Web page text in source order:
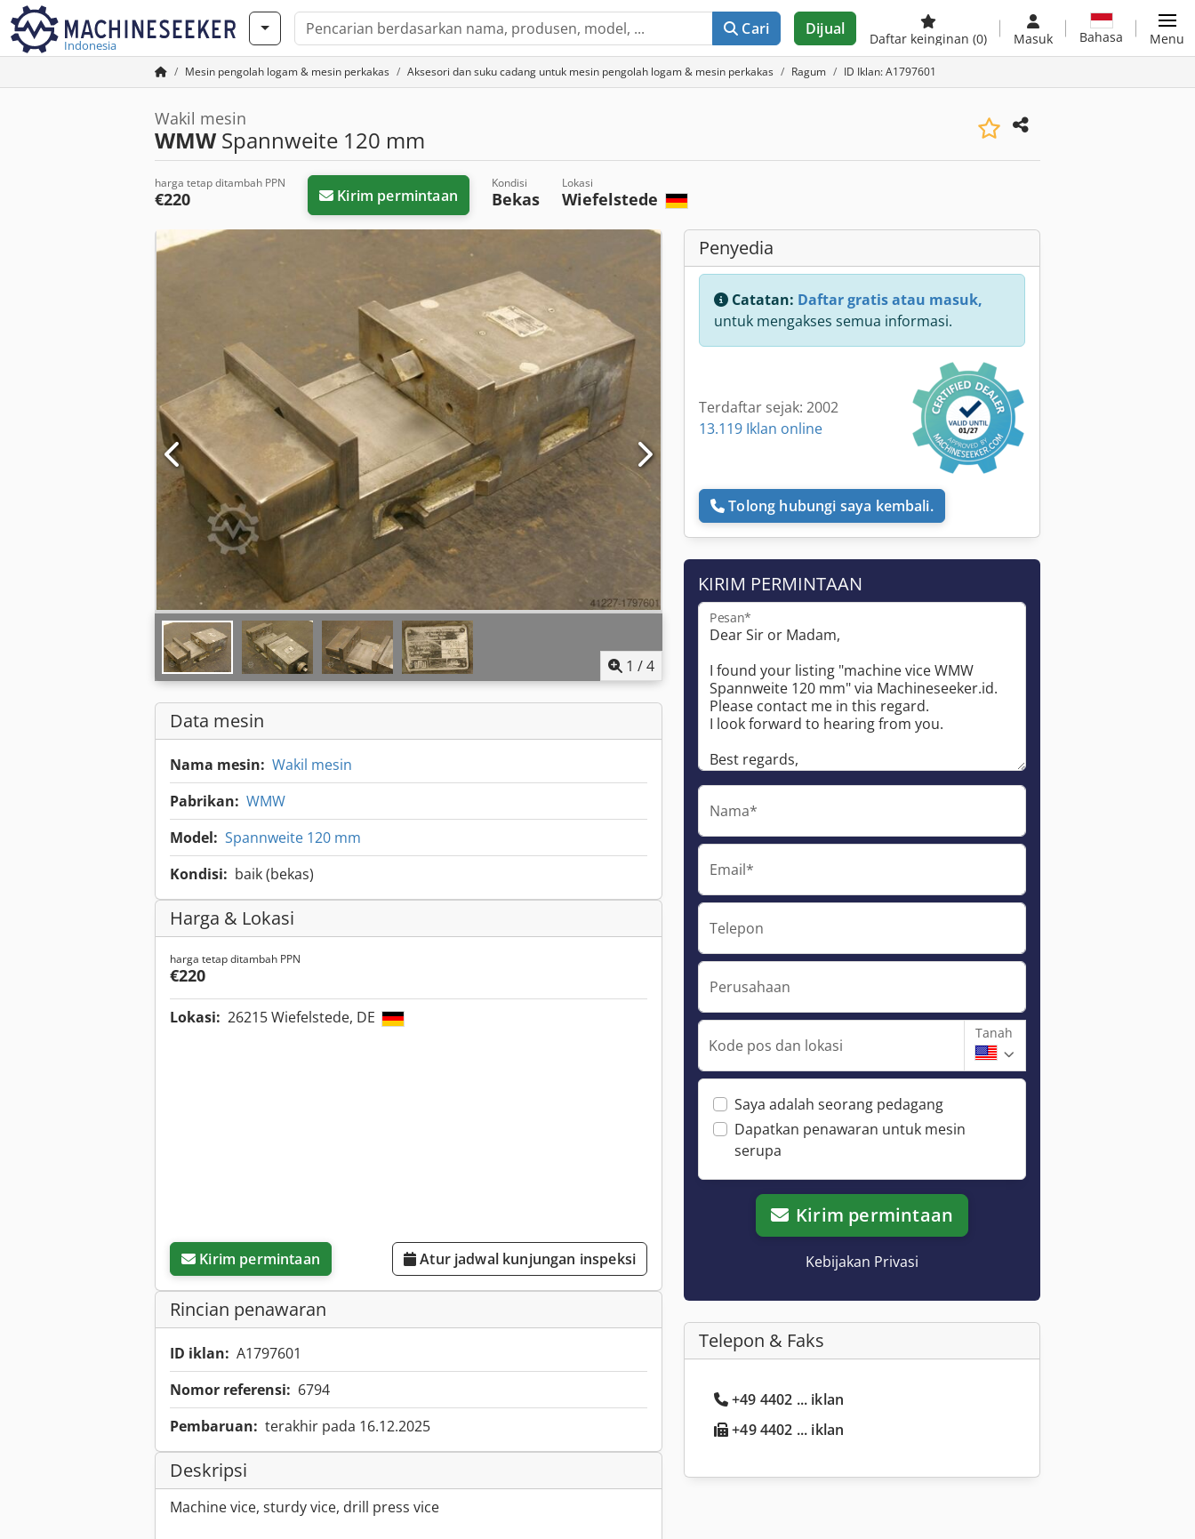
Indonesia
Cari Dijual
Daftar keinginan (0) Masuk Bahasa Menu
Mesin pengolah logam & mesin perkakas Aksesori dan suku cadang untuk mesin pengolah logam & mesin perkakas Ragum ID Iklan: A1797601
Wakil mesin
WMW Spannweite 120 mm
harga tetap ditambah PPN
€220 Kirim permintaan
Kondisi
Bekas
Lokasi
Wiefelstede
1 /4
Data mesin
Nama mesin: Wakil mesin
Pabrikan: WMW
Model: Spannweite 120 mm
Kondisi: baik (bekas)
Harga & Lokasi
harga tetap ditambah PPN
€220
Lokasi: 26215 Wiefelstede, DE
Kirim permintaan Atur jadwal kunjungan inspeksi
Rincian penawaran
ID iklan: A1797601
Nomor referensi: 6794
Pembaruan: terakhir pada 16.12.2025
Deskripsi
Machine vice, sturdy vice, drill press vice
Penyedia
Catatan: Daftar gratis atau masuk,
untuk mengakses semua informasi.
Terdaftar sejak: 2002
13.119 Iklan online
Tolong hubungi saya kembali.
KIRIM PERMINTAAN
Pesan*
Nama*
Email*
Telepon
Perusahaan
Kode pos dan lokasi
Tanah
Saya adalah seorang pedagang
Dapatkan penawaran untuk mesin
serupa
Kirim permintaan
Kebijakan Privasi
Telepon & Faks
+49 4402 ... iklan
+49 4402 ... iklan